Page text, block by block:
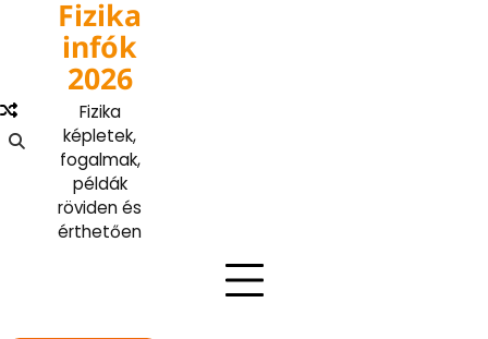
content
Fizika
infók
2026
Fizika
képletek,
fogalmak,
példák
röviden és
érthetően